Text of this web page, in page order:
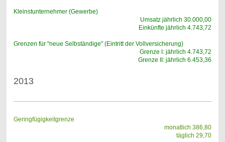
Kleinstunternehmer (Gewerbe)
Umsatz jährlich 30.000,00
Einkünfte jährlich 4.743,72
Grenzen für "neue Selbständige" (Eintritt der Vollversicherung)
Grenze I: jährlich 4.743,72
Grenze II: jährlich 6.453,36
2013
Geringfügigkeitgrenze
monatlich 386,80
täglich 29,70